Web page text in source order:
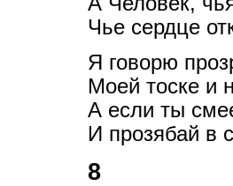
Чье сердце
Я говорю
Моей тоске и
А если ты
И прозябай в
8